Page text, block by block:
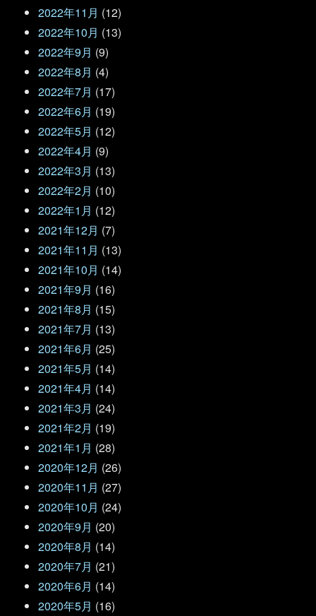
2022年11月 (12)
2022年10月 (13)
2022年9月 (9)
2022年8月 (4)
2022年7月 (17)
2022年6月 (19)
2022年5月 (12)
2022年4月 (9)
2022年3月 (13)
2022年2月 (10)
2022年1月 (12)
2021年12月 (7)
2021年11月 (13)
2021年10月 (14)
2021年9月 (16)
2021年8月 (15)
2021年7月 (13)
2021年6月 (25)
2021年5月 (14)
2021年4月 (14)
2021年3月 (24)
2021年2月 (19)
2021年1月 (28)
2020年12月 (26)
2020年11月 (27)
2020年10月 (24)
2020年9月 (20)
2020年8月 (14)
2020年7月 (21)
2020年6月 (14)
2020年5月 (16)